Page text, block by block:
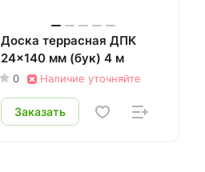
Доска террасная ДПК
24x140 мм (бук) 4 м
0 Наличие уточняйте
Заказать